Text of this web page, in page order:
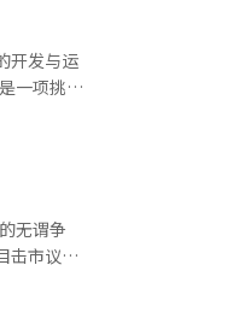
酒店和显
的改革，
，并创造
育与五极
自动体外
与酷暑相
开始时
进行四
开发与运
一项挑
公与商
公司
与部分
无谓争
击市议会
合声明